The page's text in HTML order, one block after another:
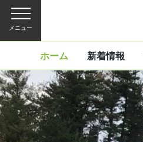
メニュー
ホーム 新着情報